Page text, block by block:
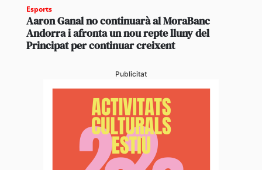
Esports
Aaron Ganal no continuarà al MoraBanc
Andorra i afronta un nou repte lluny del
Principat per continuar creixent
Publicitat